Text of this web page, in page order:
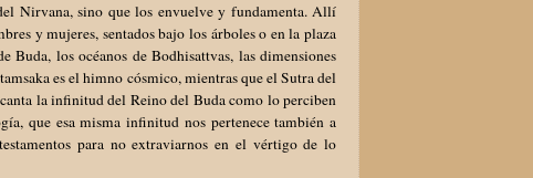
Nirvana, sino que los envuelve y fundamenta. Allí
y mujeres, sentados bajo los árboles o en la plaza
los océanos de Bodhisattvas, las dimensiones
es el himno cósmico, mientras que el Sutra del
la infinitud del Reino del Buda como lo perciben
que esa misma infinitud nos pertenece también a
para no extraviarnos en el vértigo de lo